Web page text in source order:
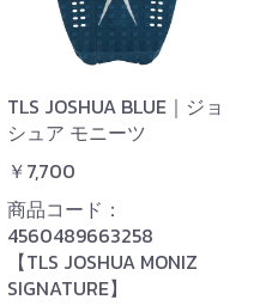
TLS JOSHUA BLUE｜ジョ
シュア モニーツ
￥7,700
商品コード：
4560489663258
【TLS JOSHUA MONIZ
SIGNATURE】